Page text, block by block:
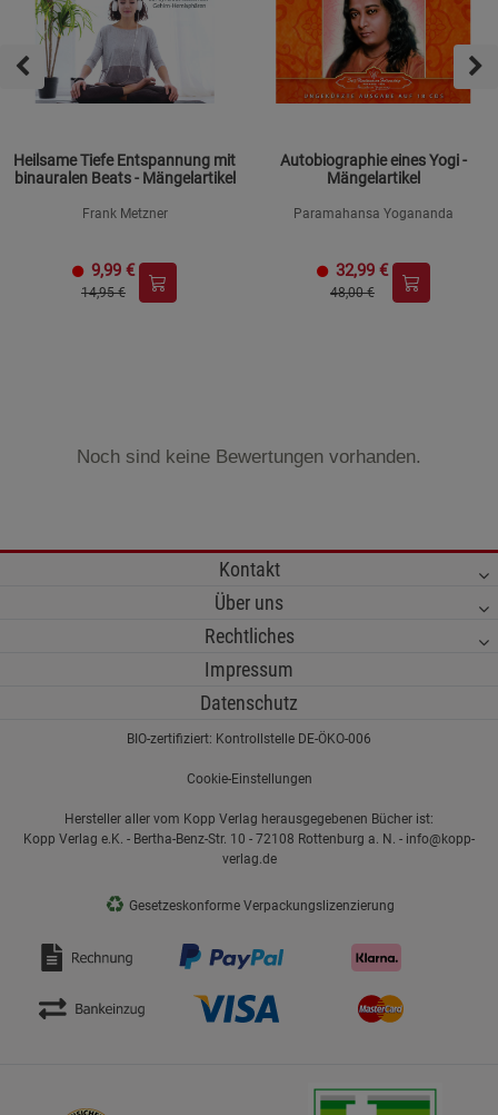
Heilsame Tiefe Entspannung mit
binauralen Beats - Mängelartikel
Frank Metzner
9,99 €
14,95 €
Autobiographie eines Yogi -
Mängelartikel
Paramahansa Yogananda
32,99 €
48,00 €
Noch sind keine Bewertungen vorhanden.
Kontakt
Über uns
Rechtliches
Impressum
Datenschutz
BIO-zertifiziert: Kontrollstelle DE-ÖKO-006
Cookie-Einstellungen
Hersteller aller vom Kopp Verlag herausgegebenen Bücher ist:
Kopp Verlag e.K. - Bertha-Benz-Str. 10 - 72108 Rottenburg a. N. - info@kopp-
verlag.de
♻ Gesetzeskonforme Verpackungslizenzierung